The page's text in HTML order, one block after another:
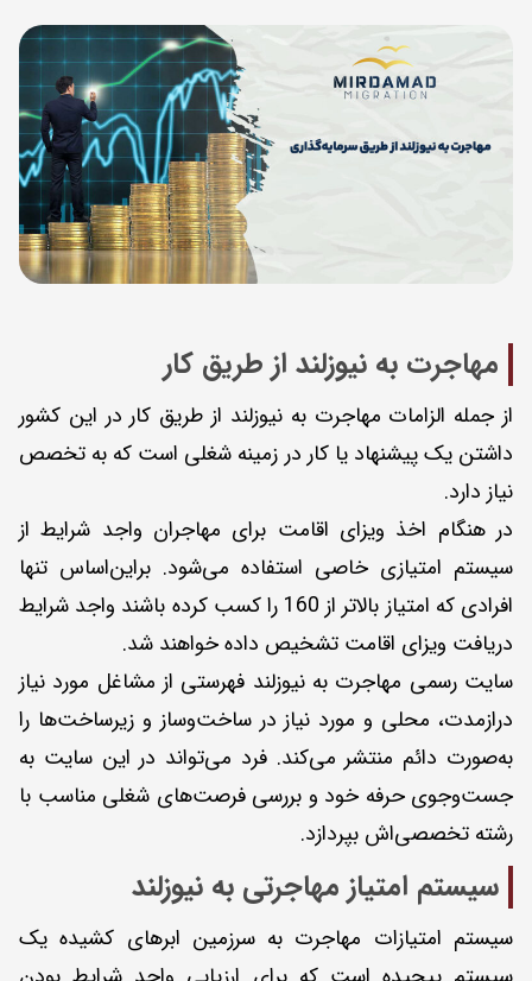
مهاجرت به نیوزلند از طریق کار
از جمله الزامات مهاجرت به نیوزلند از طریق کار در این کشور
داشتن یک پیشنهاد یا کار در زمینه شغلی است که به تخصص
نیاز دارد.
در هنگام اخذ ویزای اقامت برای مهاجران واجد شرایط از
سیستم امتیازی خاصی استفاده می‌شود. براین‌اساس تنها
افرادی که امتیاز بالاتر از 160 را کسب کرده باشند واجد شرایط
دریافت ویزای اقامت تشخیص داده خواهند شد.
سایت رسمی مهاجرت به نیوزلند فهرستی از مشاغل مورد نیاز
درازمدت، محلی و مورد نیاز در ساخت‌وساز و زیرساخت‌ها را
به‌صورت دائم منتشر می‌کند. فرد می‌تواند در این سایت به
جست‌وجوی حرفه خود و بررسی فرصت‌های شغلی مناسب با
رشته تخصصی‌اش بپردازد.
سیستم امتیاز مهاجرتی به نیوزلند
سیستم امتیازات مهاجرت به سرزمین ابرهای کشیده یک